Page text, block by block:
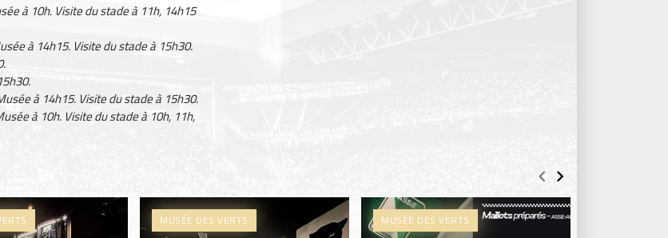
à 10h. Visite du stade à 11h, 14h15
à 14h15. Visite du stade à 15h30.
à 14h15. Visite du stade à 15h30.
à 10h. Visite du stade à 10h, 11h,
MUSÉE DES VERTS MUSÉE DES VERTS